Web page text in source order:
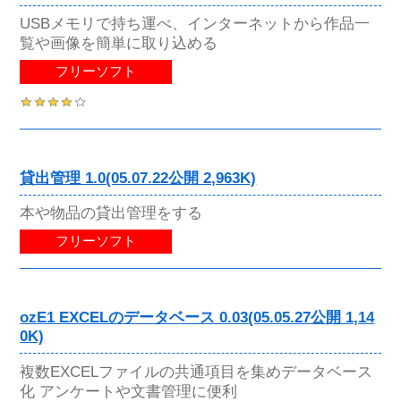
USBメモリで持ち運べ、インターネットから作品一
覧や画像を簡単に取り込める
フリーソフト
貸出管理 1.0(05.07.22公開 2,963K)
本や物品の貸出管理をする
フリーソフト
ozE1 EXCELのデータベース 0.03(05.05.27公開 1,14
0K)
複数EXCELファイルの共通項目を集めデータベース
化 アンケートや文書管理に便利